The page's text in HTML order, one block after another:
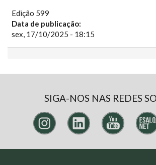
Edição 599
Data de publicação:
sex, 17/10/2025 - 18:15
SIGA-NOS NAS REDES